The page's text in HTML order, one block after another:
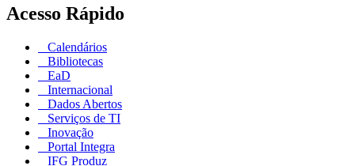
Acesso Rápido
Calendários
Bibliotecas
EaD
Internacional
Dados Abertos
Serviços de TI
Inovação
Portal Integra
IFG Produz